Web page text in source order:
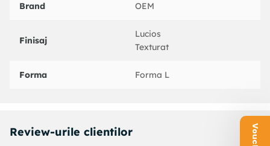
Brand OEM
Finisaj
Lucios
Texturat
Forma Forma L
Review-urile clientilor